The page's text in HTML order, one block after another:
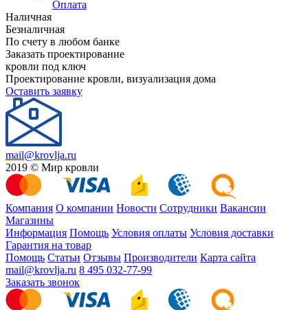
Оплата
Наличная
Безналичная
По счету в любом банке
Заказать проектирование
кровли под ключ
Проектирование кровли, визуализация дома
Оставить заявку
mail@krovlja.ru
2019 © Мир кровли
Компания О компании Новости Сотрудники Вакансии
Магазины
Информация Помощь Условия оплаты Условия доставки
Гарантия на товар
Помощь Статьи Отзывы Производители Карта сайта
mail@krovlja.ru 8 495 032-77-99
Заказать звонок